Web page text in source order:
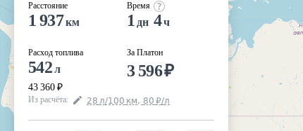
Расстояние
1 937км
Расход топлива
542л
43 360 ₽
Время
1 дн 4ч
За Платон
3 596₽
Из расчёта: 28 л/100 км, 80 ₽/л